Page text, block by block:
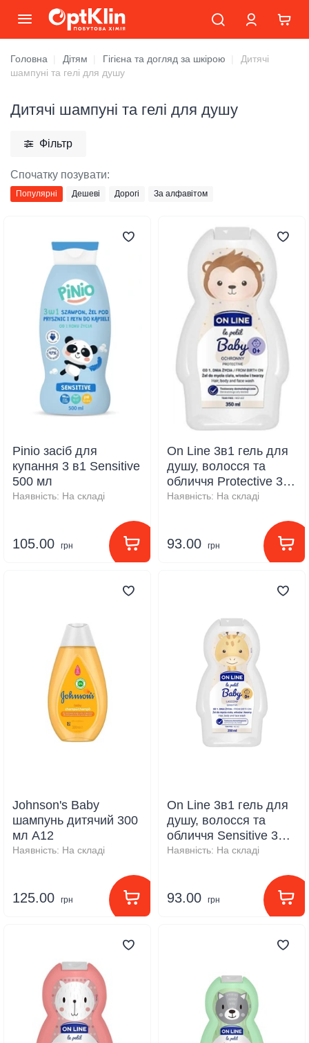
Головна Дітям Гігієна та догляд за шкірою
Дитячі
шампуні та гелі для душу
Дитячі шампуні та гелі для душу
Фільтр
Спочатку позувати:
Популярні Дешеві Дорогі За алфавітом
Pinio засіб для
купання 3 в1 Sensitive
500 мл
Наявність: На складі
105.00 грн
On Line 3в1 гель для
душу, волосся та
обличчя Protective 350
мл
Наявність: На складі
93.00 грн
Johnson's Baby
шампунь дитячий 300
мл A12
Наявність: На складі
125.00 грн
On Line 3в1 гель для
душу, волосся та
обличчя Sensitive 350
мл
Наявність: На складі
93.00 грн